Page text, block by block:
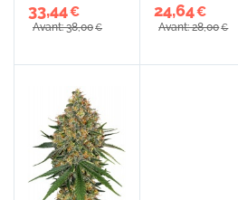
33,44€
Avant: 38,00€
24,64€
Avant: 28,00€